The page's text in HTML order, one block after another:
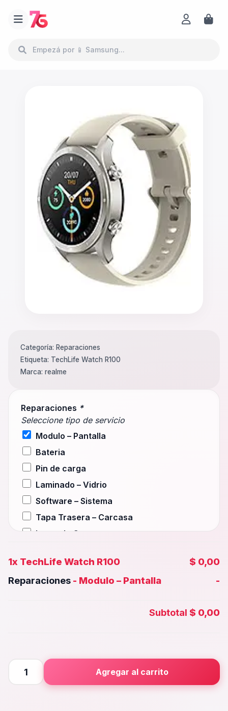
Reparaciones *
Seleccione tipo de servicio
Modulo – Pantalla
Bateria
Pin de carga
Laminado – Vidrio
Software – Sistema
Tapa Trasera – Carcasa
Lente de Camara
Wifi – Señal – Antena
Camara Trasera
Placa Principal
1x TechLife Watch R100
$ 0,00
Reparaciones - Modulo – Pantalla -
Subtotal $ 0,00
Watch
Agregar al carrito
Categoría: Reparaciones
Etiqueta: TechLife Watch R100
Marca: realme